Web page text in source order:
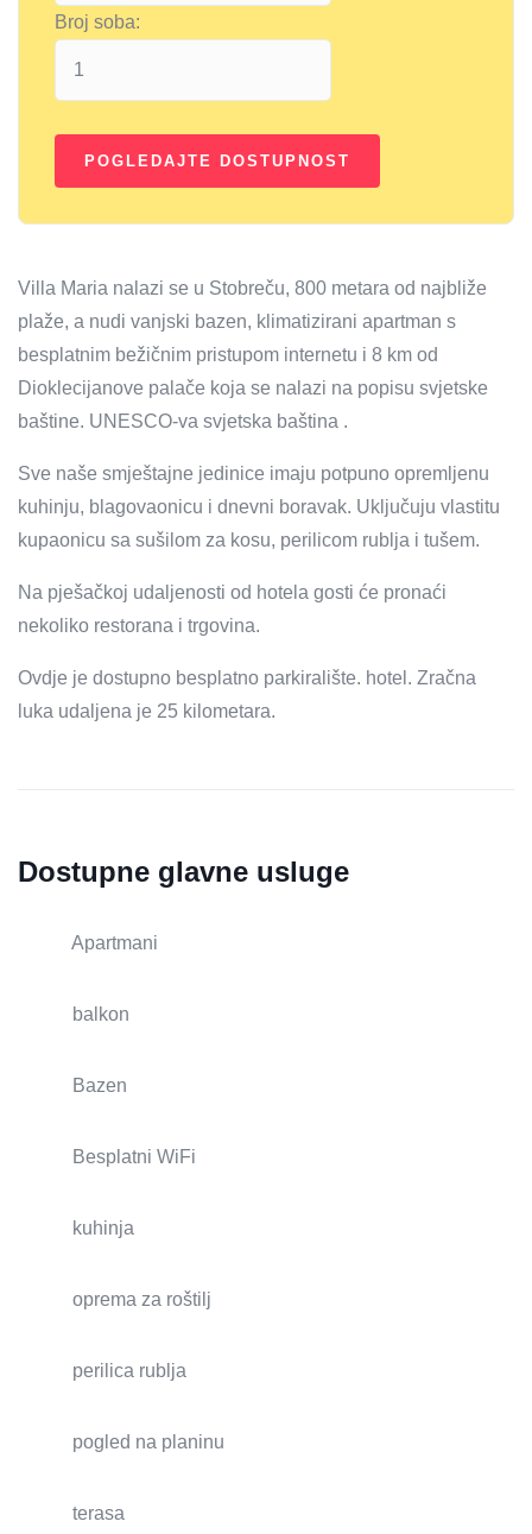
Broj soba:
Villa Maria nalazi se u Stobreču, 800 metara od najbliže
plaže, a nudi vanjski bazen, klimatizirani apartman s
besplatnim bežičnim pristupom internetu i 8 km od
Dioklecijanove palače koja se nalazi na popisu svjetske
baštine. UNESCO-va svjetska baština .
Sve naše smještajne jedinice imaju potpuno opremljenu
kuhinju, blagovaonicu i dnevni boravak. Uključuju vlastitu
kupaonicu sa sušilom za kosu, perilicom rublja i tušem.
Na pješačkoj udaljenosti od hotela gosti će pronaći
nekoliko restorana i trgovina.
Ovdje je dostupno besplatno parkiralište. hotel. Zračna
luka udaljena je 25 kilometara.
Dostupne glavne usluge
Apartmani
balkon
Bazen
Besplatni WiFi
kuhinja
oprema za roštilj
perilica rublja
pogled na planinu
terasa